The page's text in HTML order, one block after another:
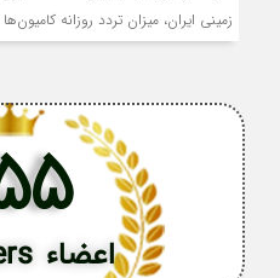
زمینی ایران، میزان تردد روزانه
اعضاء Members